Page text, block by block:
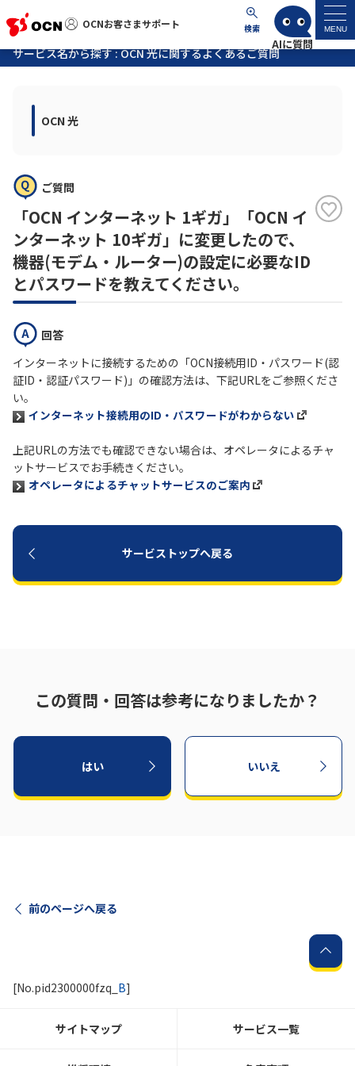
OCNお客さまサポート 検索 MENU
OCNお客さまサポート
マイページ
サポートトップ
よくあるご質問
工事・故障情報
各種ダウンロード
NTTドコモビジネスのお客さ
まはこちら
工事・故障情報通知
サービス
サービス名から探す : OCN 光に関するよくあるご質問
OCN 光
ご質問
「OCN インターネット 1ギガ」「OCN イ
ンターネット 10ギガ」に変更したので、
機器(モデム・ルーター)の設定に必要なID
とパスワードを教えてください。
回答
インターネットに接続するための「OCN接続用ID・パスワード(認
証ID・認証パスワード)」の確認方法は、下記URLをご参照くださ
い。
インターネット接続用のID・パスワードがわからない
上記URLの方法でも確認できない場合は、オペレータによるチャ
ットサービスでお手続きください。
オペレータによるチャットサービスのご案内
サービストップへ戻る
この質問・回答は参考になりましたか？
はい いいえ
前のページへ戻る
[No.pid2300000fzq_ B]
サイトマップ サービス一覧